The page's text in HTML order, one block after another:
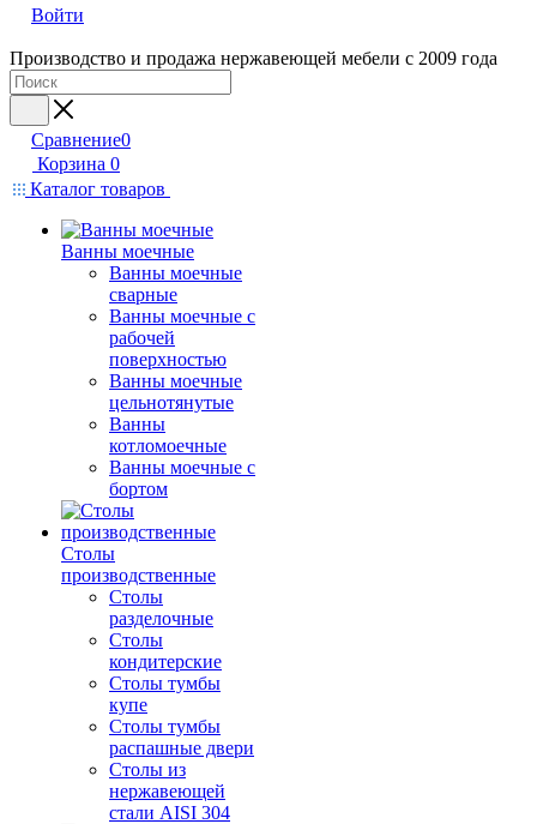
Войти
Производство и продажа нержавеющей мебели с 2009 года
Сравнение0
Корзина 0
Каталог товаров
Ванны моечные
Ванны моечные
сварные
Ванны моечные с
рабочей
поверхностью
Ванны моечные
цельнотянутые
Ванны
котломоечные
Ванны моечные с
бортом
Столы
производственные
Столы
разделочные
Столы
кондитерские
Столы тумбы
купе
Столы тумбы
распашные двери
Столы из
нержавеющей
стали AISI 304